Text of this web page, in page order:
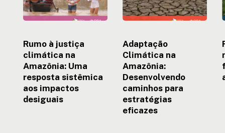
sistêmica
aos
desiguais
Rumo à justiça
climática na
Amazônia: Uma
resposta sistêmica
aos impactos
desiguais
eficazes
Adaptação
Climática na
Amazônia:
Desenvolvendo
caminhos para
estratégias
eficazes